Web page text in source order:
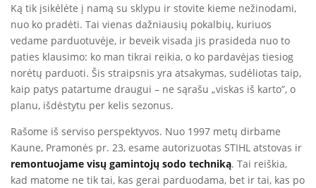
Ką tik įsikėlėte į namą su sklypu ir stovite kieme nežinodami,
nuo ko pradėti. Tai vienas dažniausių pokalbių, kuriuos
vedame parduotuvėje, ir beveik visada jis prasideda nuo to
paties klausimo: ko man tikrai reikia, o ko pardavėjas tiesiog
norėtų parduoti. Šis straipsnis yra atsakymas, sudėliotas taip,
kaip patys patartume draugui – ne sąrašu „viskas iš karto”, o
planu, išdėstytu per kelis sezonus.
Rašome iš serviso perspektyvos. Nuo 1997 metų dirbame
Kaune, Pramonės pr. 23, esame autorizuotas STIHL atstovas ir
remontuojame visų gamintojų sodo techniką. Tai reiškia,
kad matome ne tik tai, kas gerai parduodama, bet ir tai, kas po